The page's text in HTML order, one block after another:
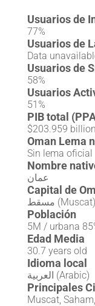
Usuarios de
77%
Usuarios de
Data
Usuarios de
58%
Usuarios
51%
PIB total
$203.959
Oman Lema
Sin lema oficial
Nombre
عمان
Capital de
مسقط (Muscat)
Población
5M / urbana
Edad Media
30.7 years old
Idioma local
العربية (Arabic)
Principales
Muscat,